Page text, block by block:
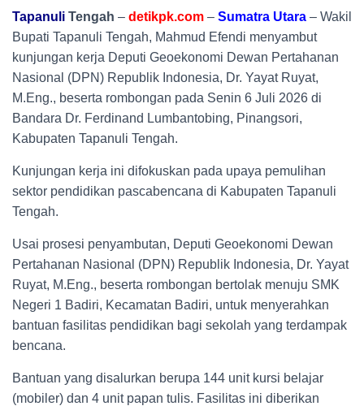
Tapanuli Tengah – detikpk.com – Sumatra Utara – Wakil
Bupati Tapanuli Tengah, Mahmud Efendi menyambut
kunjungan kerja Deputi Geoekonomi Dewan Pertahanan
Nasional (DPN) Republik Indonesia, Dr. Yayat Ruyat,
M.Eng., beserta rombongan pada Senin 6 Juli 2026 di
Bandara Dr. Ferdinand Lumbantobing, Pinangsori,
Kabupaten Tapanuli Tengah.
Kunjungan kerja ini difokuskan pada upaya pemulihan
sektor pendidikan pascabencana di Kabupaten Tapanuli
Tengah.
Usai prosesi penyambutan, Deputi Geoekonomi Dewan
Pertahanan Nasional (DPN) Republik Indonesia, Dr. Yayat
Ruyat, M.Eng., beserta rombongan bertolak menuju SMK
Negeri 1 Badiri, Kecamatan Badiri, untuk menyerahkan
bantuan fasilitas pendidikan bagi sekolah yang terdampak
bencana.
Bantuan yang disalurkan berupa 144 unit kursi belajar
(mobiler) dan 4 unit papan tulis. Fasilitas ini diberikan